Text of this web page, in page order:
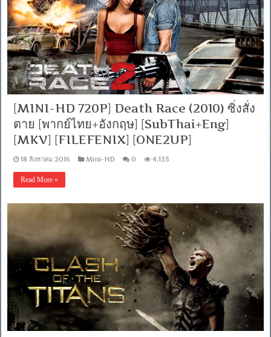
[MINI-HD 720P] Death Race (2010) ซิ่งสั่ง
ตาย [พากย์ไทย+อังกฤษ] [SubThai+Eng]
[MKV] [FILEFENIX] [ONE2UP]
18 สิงหาคม 2016 Mini-HD 0 4,135
Read More »